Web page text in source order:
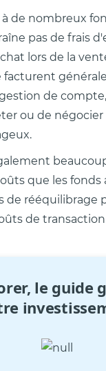
de nombreux
pas de frais
lors de la
facturent
de
ou de négocier
que les fonds
de rééquilibrage
de
le